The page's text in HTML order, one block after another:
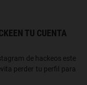
TU CUENTA
de hackeos este
perder tu perfil para